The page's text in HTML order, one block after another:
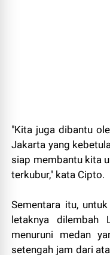
"Kita juga dibantu
Jakarta yang
siap membantu kita
terkubur," kata Cipto.
Sementara itu,
letaknya dilembah
menuruni medan
setengah jam dari